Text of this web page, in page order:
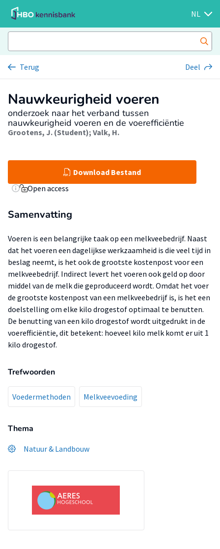
NL
Terug Deel
Nauwkeurigheid voeren
onderzoek naar het verband tussen
nauwkeurigheid voeren en de voerefficiëntie
Grootens, J. (Student); Valk, H.
Download Bestand
Open access
Samenvatting
Voeren is een belangrijke taak op een melkveebedrijf. Naast
dat het voeren een dagelijkse werkzaamheid is die veel tijd in
beslag neemt, is het ook de grootste kostenpost voor een
melkveebedrijf. Indirect levert het voeren ook geld op door
middel van de melk die geproduceerd wordt. Omdat het voer
de grootste kostenpost van een melkveebedrijf is, is het een
doelstelling om elke kilo drogestof optimaal te benutten.
De benutting van een kilo drogestof wordt uitgedrukt in de
voerefficiëntie, dit betekent: hoeveel kilo melk komt er uit 1
kilo drogestof.
Trefwoorden
Voedermethoden Melkveevoeding
Thema
Natuur & Landbouw